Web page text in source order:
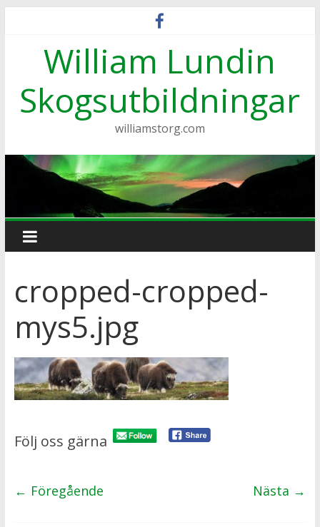
innehållWilliam Lundin
Skogsutbildningar
williamstorg.com
cropped-cropped-
mys5.jpg
Följ oss gärna
← Föregående Nästa →